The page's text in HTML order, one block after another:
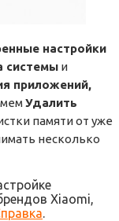
настройки
системы и
приложений,
Удалить
памяти от уже
несколько
Xiaomi,
.